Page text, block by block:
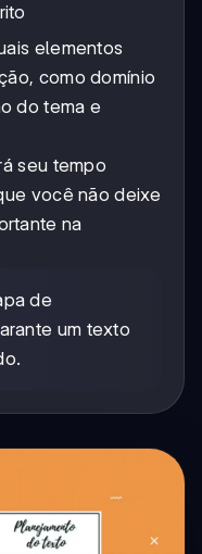
elementos
como domínio
do tema e
seu tempo
você não deixe
na
de
um texto